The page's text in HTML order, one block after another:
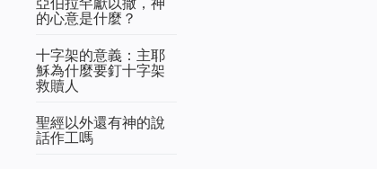
的心意是什麼？
十字架的意義：主耶
穌為什麼要釘十字架
救贖人
聖經以外還有神的說
話作工嗎